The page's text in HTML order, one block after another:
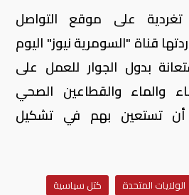
على موقع التواصل
قناة "السومرية نيوز" اليوم
بدول الجوار للعمل على
والماء والقطاعين الصحي
أن تستعين بهم في تشكيل
الولايات المتحدة
كتل سياسية